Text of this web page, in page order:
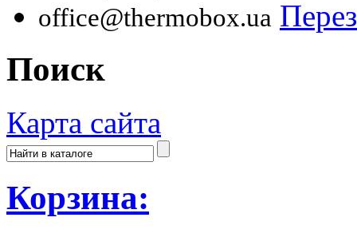
office@thermobox.ua
Поиск
Карта сайта
Корзина: